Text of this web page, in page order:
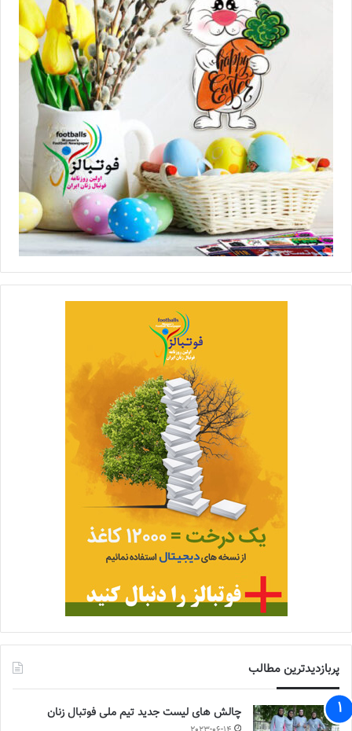
پربازدیدترین مطالب
چالش هاى ليست جدید تيم ملى فوتبال زنان